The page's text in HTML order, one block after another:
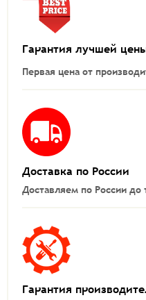
Гарантия лучшей
Первая цена от
Доставка по России
Доставляем по России до
Гарантия